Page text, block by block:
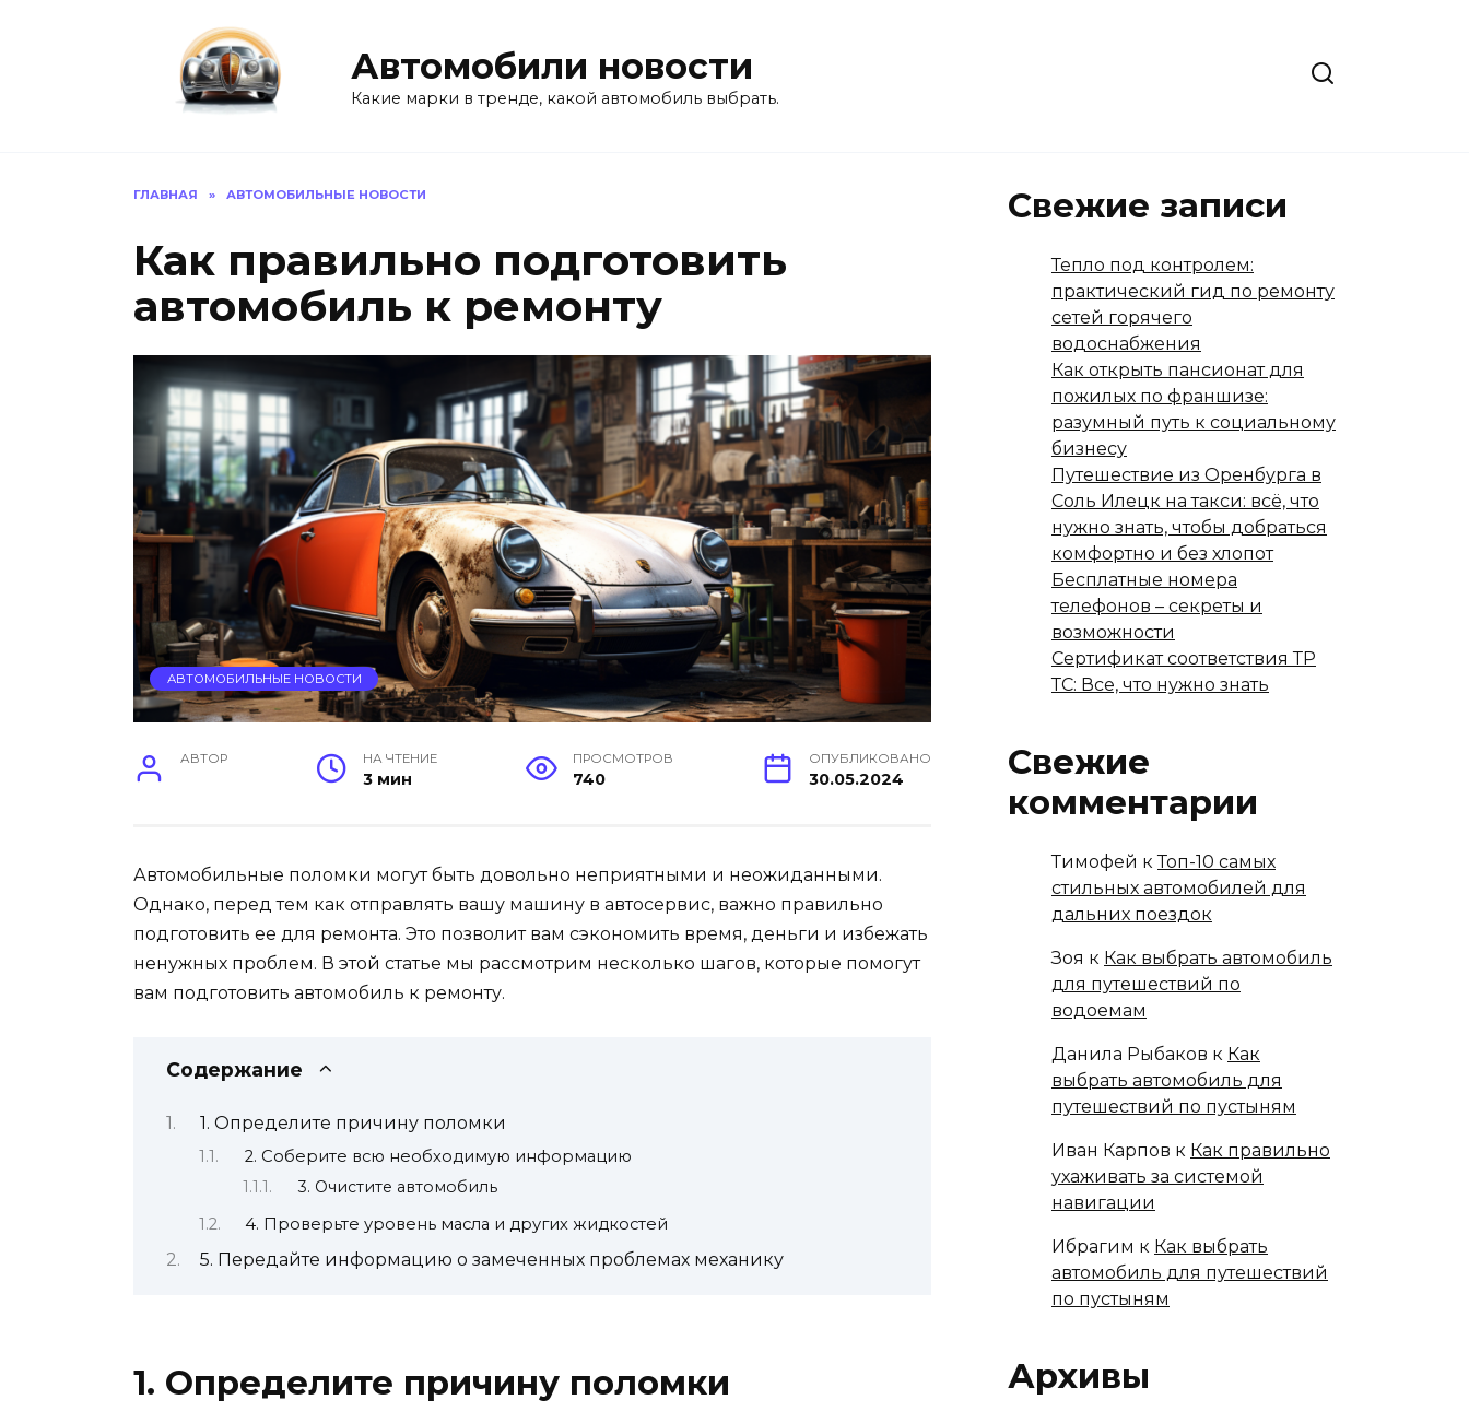
Автомобили новости
Какие марки в тренде, какой автомобиль выбрать.
ГЛАВНАЯ » АВТОМОБИЛЬНЫЕ НОВОСТИ
Как правильно подготовить
автомобиль к ремонту
АВТОМОБИЛЬНЫЕ НОВОСТИ
АВТОР НА ЧТЕНИЕ
3 мин
ПРОСМОТРОВ
740
ОПУБЛИКОВАНО
30.05.2024
Автомобильные поломки могут быть довольно неприятными и неожиданными.
Однако, перед тем как отправлять вашу машину в автосервис, важно правильно
подготовить ее для ремонта. Это позволит вам сэкономить время, деньги и избежать
ненужных проблем. В этой статье мы рассмотрим несколько шагов, которые помогут
вам подготовить автомобиль к ремонту.
Содержание
1. Определите причину поломки
2. Соберите всю необходимую информацию
3. Очистите автомобиль
4. Проверьте уровень масла и других жидкостей
5. Передайте информацию о замеченных проблемах механику
1. Определите причину поломки
Свежие записи
Тепло под контролем:
практический гид по ремонту
сетей горячего
водоснабжения
Как открыть пансионат для
пожилых по франшизе:
разумный путь к социальному
бизнесу
Путешествие из Оренбурга в
Соль Илецк на такси: всё, что
нужно знать, чтобы добраться
комфортно и без хлопот
Бесплатные номера
телефонов – секреты и
возможности
Сертификат соответствия ТР
ТС: Все, что нужно знать
Свежие
комментарии
Тимофей кТоп-10 самых
стильных автомобилей для
дальних поездок
Зоя к Как выбрать автомобиль
для путешествий по
водоемам
Данила Рыбаков к Как
выбрать автомобиль для
путешествий по пустыням
Иван Карпов к Как правильно
ухаживать за системой
навигации
Ибрагим к Как выбрать
автомобиль для путешествий
по пустыням
Архивы